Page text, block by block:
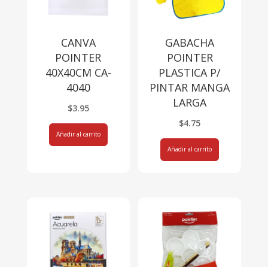
CANVA
POINTER
40X40CM CA-
4040
$3.95
Añadir al carrito
GABACHA
POINTER
PLASTICA P/
PINTAR MANGA
LARGA
$4.75
Añadir al carrito